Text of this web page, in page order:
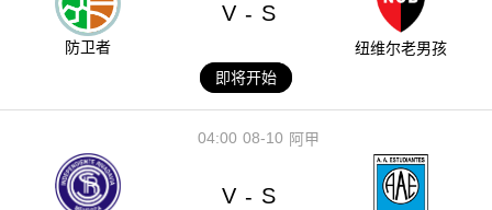
防卫者
V - S
纽维尔老男孩
即将开始
08-10
04:00 阿甲
V - S